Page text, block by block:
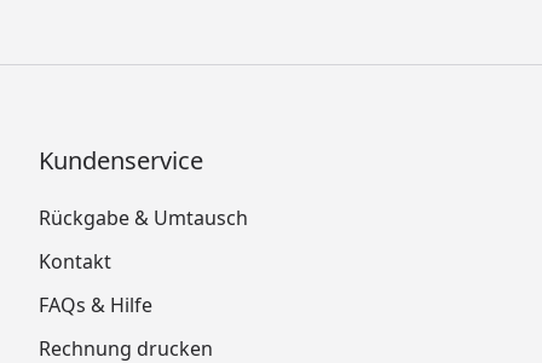
Kundenservice
Rückgabe & Umtausch
Kontakt
FAQs & Hilfe
Rechnung drucken